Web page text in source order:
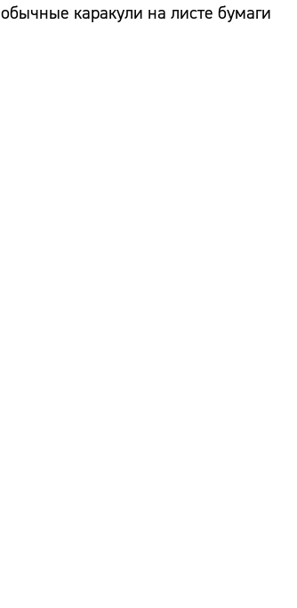
обычные каракули на листе бумаги